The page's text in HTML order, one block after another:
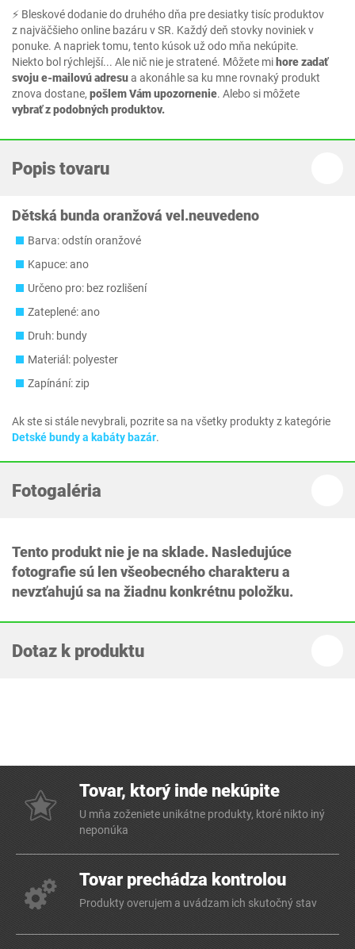
⚡ Bleskové dodanie do druhého dňa pre desiatky tisíc produktov
z najväčšieho online bazáru v SR. Každý deň stovky noviniek v
ponuke. A napriek tomu, tento kúsok už odo mňa nekúpite.
Niekto bol rýchlejší... Ale nič nie je stratené. Môžete mihore zadať
svoju e-mailovú adresua akonáhle sa ku mne rovnaký produkt
znova dostane, pošlem Vám upozornenie. Alebo si môžete
vybrať z podobných produktov.
Popis tovaru
Dětská bunda oranžová vel.neuvedeno
Barva: odstín oranžové
Kapuce: ano
Určeno pro: bez rozlišení
Zateplené: ano
Druh: bundy
Materiál: polyester
Zapínání: zip
Ak ste si stále nevybrali, pozrite sa na všetky produkty z kategórie
Detské bundy a kabáty bazár.
Fotogaléria
Tento produkt nie je na sklade. Nasledujúce
fotografie sú len všeobecného charakteru a
nevzťahujú sa na žiadnu konkrétnu položku.
Dotaz k produktu
Tovar, ktorý inde nekúpite
U mňa zoženiete unikátne produkty, ktoré nikto iný
neponúka
Tovar prechádza kontrolou
Produkty overujem a uvádzam ich skutočný stav